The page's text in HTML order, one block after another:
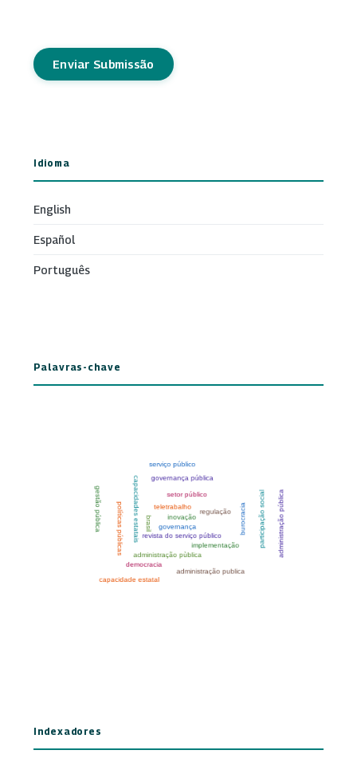
Enviar Submissão
Idioma
English
Español
Português
Palavras-chave
Indexadores